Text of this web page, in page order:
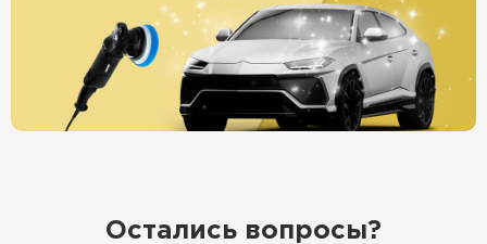
Остались вопросы?